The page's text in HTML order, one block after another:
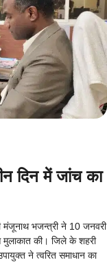
दिन में जांच का
मंजूनाथ भजन्त्री ने 10 जनवरी
मुलाकात की। जिले के शहरी
ने त्वरित समाधान का